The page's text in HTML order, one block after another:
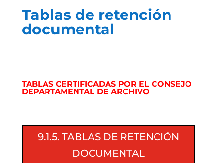
Tablas de retención
documental
TABLAS CERTIFICADAS POR EL CONSEJO
DEPARTAMENTAL DE ARCHIVO
9.1.5. TABLAS DE RETENCIÓN
DOCUMENTAL